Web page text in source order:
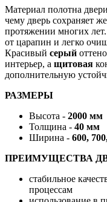
Материал полотна
чему дверь сохраняет
протяжении многих
от царапин и легко
Красивый серый
интерьер, а щитовая
дополнительную
РАЗМЕРЫ
Высота - 2000 мм
Толщина - 40 мм
Ширина - 600,
ПРЕИМУЩЕСТВА
стабильное
процессам